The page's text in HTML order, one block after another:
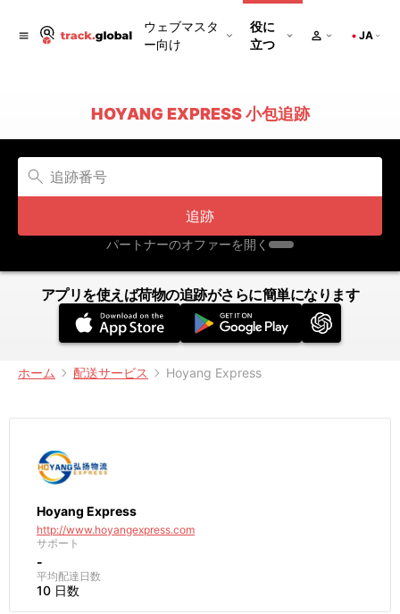
ウェブマスタ
ー向け
役に
立つ
JA
HOYANG EXPRESS 小包追跡
追跡
パートナーのオファーを開く
アプリを使えば荷物の追跡がさらに簡単になります
ホーム 配送サービス Hoyang Express
Hoyang Express
http://www.hoyangexpress.com
サポート
-
平均配達日数
10 日数